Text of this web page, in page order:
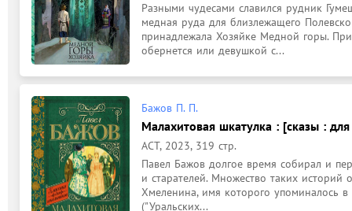
Разными чудесами славился рудник
медная руда для близлежащего
принадлежала Хозяйке Медной горы.
обернется или девушкой с...
Бажов П. П.
Малахитовая шкатулка : [сказы :
АСТ, 2023, 319 стр.
Павел Бажов долгое время собирал и
и старателей. Множество таких историй
Хмеленина, имя которого упоминалось
("Уральских...